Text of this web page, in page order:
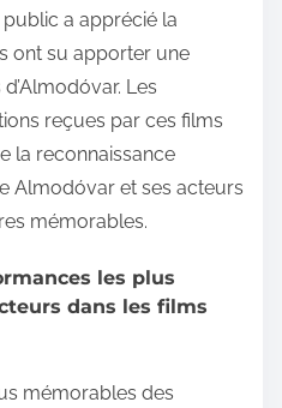
a apprécié la
ont su apporter une
Les
reçues par ces films
la reconnaissance
Almodóvar et ses acteurs
mémorables.
les plus
dans les films
mémorables des